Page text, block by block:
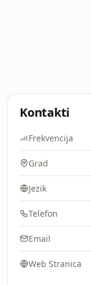
Kontakti
Frekvencija
Grad
Jezik
Telefon
Email
Web Stranica